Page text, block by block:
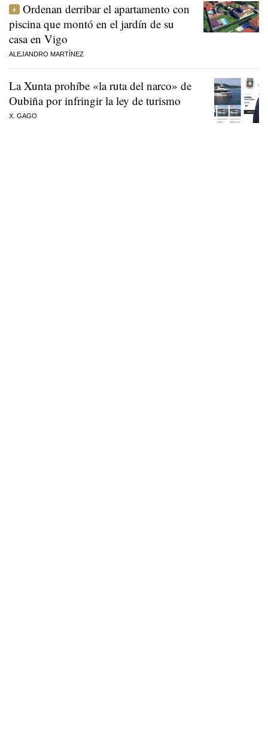
Ordenan derribar el apartamento con
piscina que montó en el jardín de su
casa en Vigo
ALEJANDRO MARTÍNEZ
La Xunta prohíbe «la ruta del narco» de
Oubiña por infringir la ley de turismo
X. GAGO